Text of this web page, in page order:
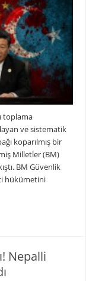
toplama
ve sistematik
koparılmış bir
Milletler (BM)
BM Güvenlik
hükümetini
Nepalli